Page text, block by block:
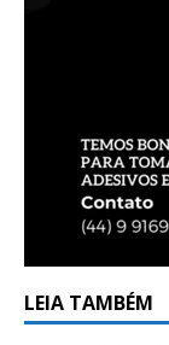
LEIA TAMBÉM